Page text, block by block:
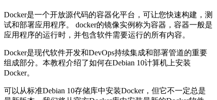
Docker是一个开放源代码的容器化平台，可让您快速构建，测
试和部署应用程序。 docker的镜像实例称为容器，容器一般是
应用程序的运行时，并包含软件需要运行的所有内容。
Docker是现代软件开发和DevOps持续集成和部署管道的重要
组成部分。本教程介绍了如何在Debian 10计算机上安装
Docker。
可以从标准Debian 10存储库中安装Docker，但它不一定总是